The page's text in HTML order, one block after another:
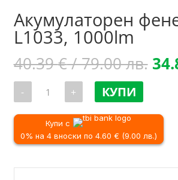
Акумулаторен
L1033, 1000lm
40.39€/ 79.00 лв.
/
- количество
Акумулаторен
фенер
чупеща
глава
1000lm
+ КУПИ
Купи с
0% на 4 вноски по 4.60 € (9.00 лв.)